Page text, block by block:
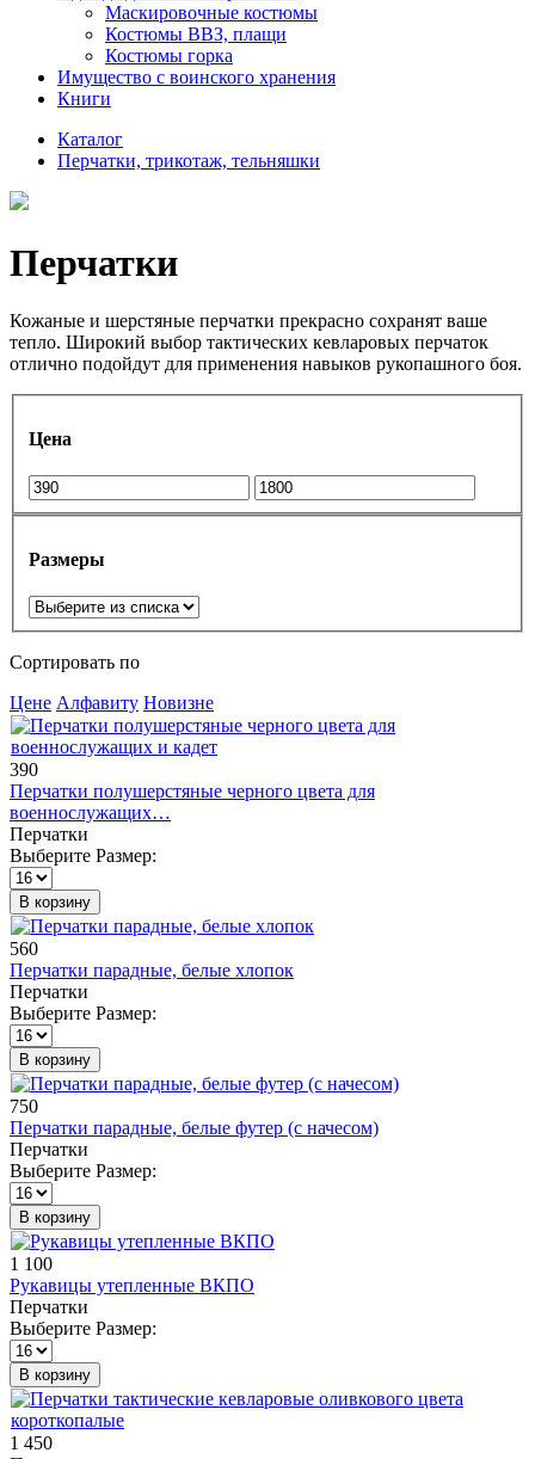
Маскировочные костюмы
Костюмы ВВЗ, плащи
Костюмы горка
Имущество с воинского хранения
Книги
Каталог
Перчатки, трикотаж, тельняшки
Перчатки
Кожаные и шерстяные перчатки прекрасно сохранят ваше
тепло. Широкий выбор тактических кевларовых перчаток
отлично подойдут для применения навыков рукопашного боя.
Цена
Размеры
Сортировать по
Цене Алфавиту Новизне
390
Перчатки полушерстяные черного цвета для
военнослужащих…
Перчатки
Выберите Размер:
В корзину
560
Перчатки парадные, белые хлопок
Перчатки
Выберите Размер:
В корзину
750
Перчатки парадные, белые футер (с начесом)
Перчатки
Выберите Размер:
В корзину
1 100
Рукавицы утепленные ВКПО
Перчатки
Выберите Размер:
В корзину
1 450